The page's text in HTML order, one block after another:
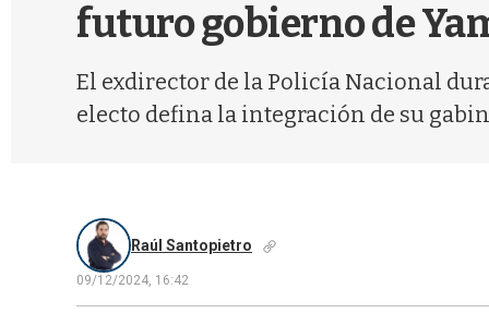
futuro gobierno de
El exdirector de la Policía Nacional
electo defina la integración de su
Raúl Santopietro
09/12/2024, 16:42